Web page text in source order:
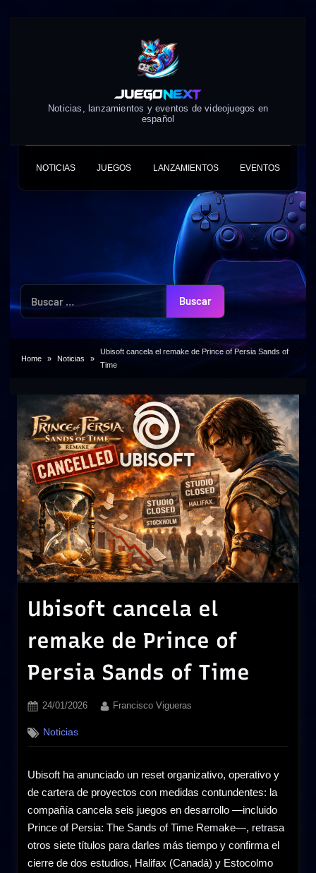
Noticias, lanzamientos y eventos de videojuegos en
español
NOTICIAS JUEGOS LANZAMIENTOS EVENTOS
Home Noticias
Ubisoft cancela el remake de Prince of Persia Sands of
Time
Ubisoft cancela el
remake de Prince of
Persia Sands of Time
Posted
24/01/2026 By
Francisco Vigueras
Noticias
Ubisoft ha anunciado un reset organizativo, operativo y
de cartera de proyectos con medidas contundentes: la
compañía cancela seis juegos en desarrollo —incluido
Prince of Persia: The Sands of Time Remake—, retrasa
otros siete títulos para darles más tiempo y confirma el
cierre de dos estudios, Halifax (Canadá) y Estocolmo